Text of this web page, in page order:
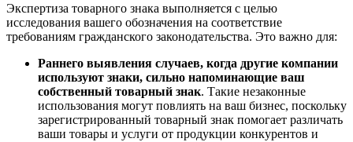
Экспертиза товарного знака выполняется с целью
исследования вашего обозначения на соответствие
требованиям гражданского законодательства. Это важно для:
Раннего выявления случаев, когда другие компании
используют знаки, сильно напоминающие ваш
собственный товарный знак. Такие незаконные
использования могут повлиять на ваш бизнес, поскольку
зарегистрированный товарный знак помогает различать
ваши товары и услуги от продукции конкурентов и